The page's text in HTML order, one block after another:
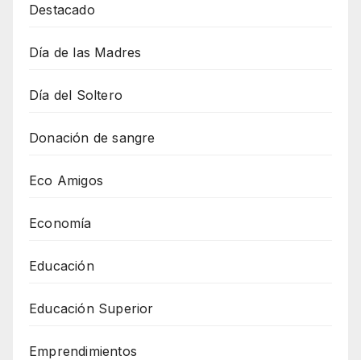
Destacado
Día de las Madres
Día del Soltero
Donación de sangre
Eco Amigos
Economía
Educación
Educación Superior
Emprendimientos